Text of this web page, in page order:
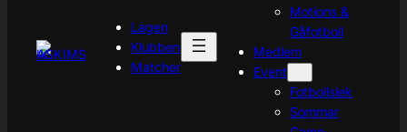
Lagen
Klubben
Matcher
Motions &
Gåfotboll
Medlem
Event
Fotbollslek
Sommar